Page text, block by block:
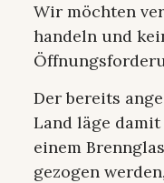
Wir möchten
handeln und
Der bereits
Land läge
einem
gezogen